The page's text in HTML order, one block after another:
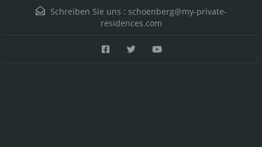
Schreiben Sie uns : schoenberg@my-private-
residences.com